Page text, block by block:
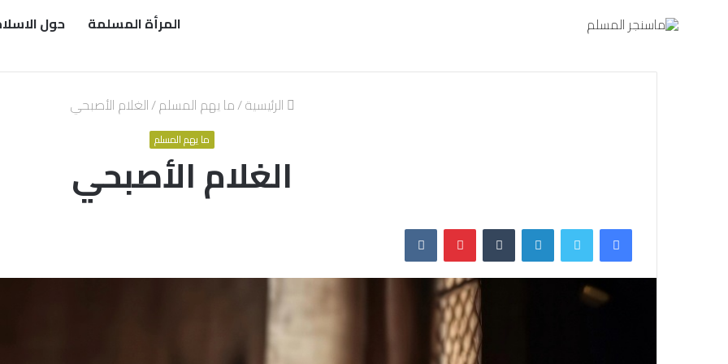
حول المرأة المسلمة
الرئيسية/ما يهم المسلم/الغلام الأصبحي
ما يهم المسلم
الغلام الأصبحي
فيسبوكتويتر لينكدإن بينتيريست